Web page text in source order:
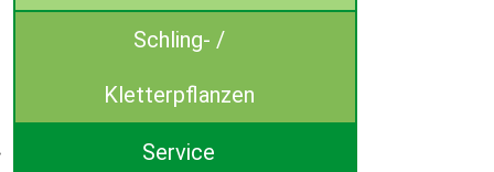
Schling- /
Kletterpflanzen
Service